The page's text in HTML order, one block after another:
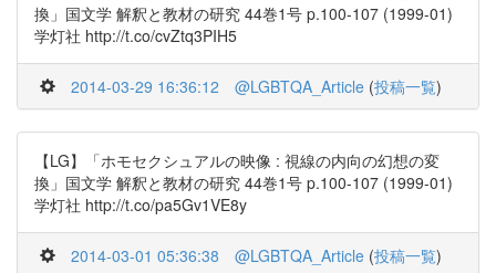
換」国文学 解釈と教材の研究 44巻1号 p.100-107 (1999-01)
学灯社 http://t.co/cvZtq3PIH5
2014-03-29 16:36:12 @LGBTQA_Article (投稿一覧)
【LG】「ホモセクシュアルの映像 : 視線の内向の幻想の変
換」国文学 解釈と教材の研究 44巻1号 p.100-107 (1999-01)
学灯社 http://t.co/pa5Gv1VE8y
2014-03-01 05:36:38 @LGBTQA_Article (投稿一覧)